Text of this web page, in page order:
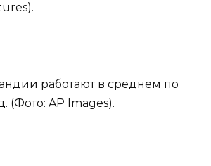
работают в среднем по
(Фото: AP Images).